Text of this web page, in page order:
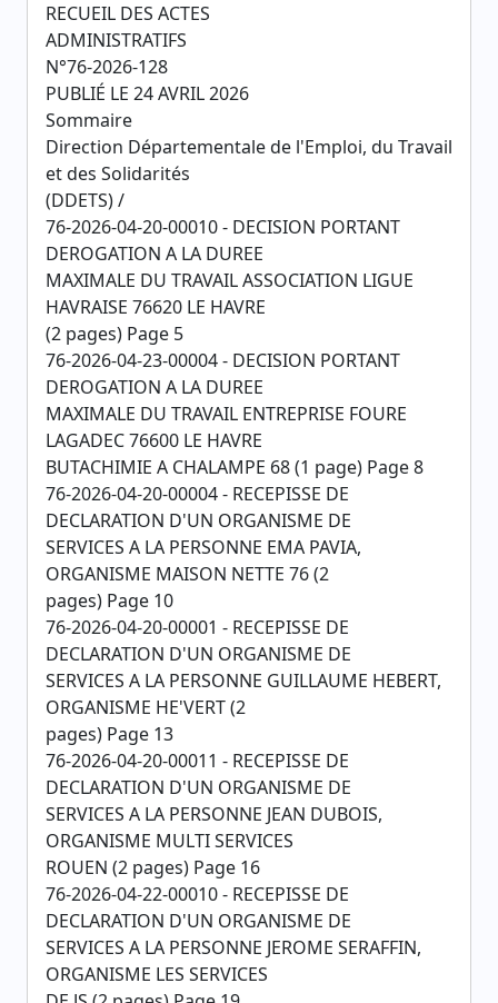
RECUEIL DES ACTES
ADMINISTRATIFS
N°76-2026-128
PUBLIÉ LE 24 AVRIL 2026
Sommaire
Direction Départementale de l'Emploi, du Travail
et des Solidarités
(DDETS) /
76-2026-04-20-00010 - DECISION PORTANT
DEROGATION A LA DUREE
MAXIMALE DU TRAVAIL ASSOCIATION LIGUE
HAVRAISE 76620 LE HAVRE
(2 pages) Page 5
76-2026-04-23-00004 - DECISION PORTANT
DEROGATION A LA DUREE
MAXIMALE DU TRAVAIL ENTREPRISE FOURE
LAGADEC 76600 LE HAVRE
BUTACHIMIE A CHALAMPE 68 (1 page) Page 8
76-2026-04-20-00004 - RECEPISSE DE
DECLARATION D'UN ORGANISME DE
SERVICES A LA PERSONNE EMA PAVIA,
ORGANISME MAISON NETTE 76 (2
pages) Page 10
76-2026-04-20-00001 - RECEPISSE DE
DECLARATION D'UN ORGANISME DE
SERVICES A LA PERSONNE GUILLAUME HEBERT,
ORGANISME HE'VERT (2
pages) Page 13
76-2026-04-20-00011 - RECEPISSE DE
DECLARATION D'UN ORGANISME DE
SERVICES A LA PERSONNE JEAN DUBOIS,
ORGANISME MULTI SERVICES
ROUEN (2 pages) Page 16
76-2026-04-22-00010 - RECEPISSE DE
DECLARATION D'UN ORGANISME DE
SERVICES A LA PERSONNE JEROME SERAFFIN,
ORGANISME LES SERVICES